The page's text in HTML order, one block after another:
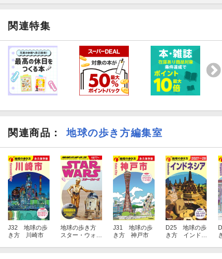
関連特集
関連商品 ： 地球の歩き方編集室
J32 地球の歩
き方 川崎市
地球の歩き方
スター・ウォー
J31 地球の歩
き方 神戸市
D25 地球の歩
き方 インドネ